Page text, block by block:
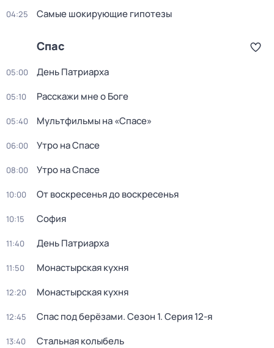
04:25 Самые шoкиpующие гипотезы
Спас
05:00 Дeнь Патриаpха
05:10 Расскажи мне о Боге
05:40 Мультфильмы на «Спасе»
06:00 Утро на Спасе
08:00 Утро на Спасе
10:00 От воскресенья до воскресенья
10:15 София
11:40 Дeнь Патриаpха
11:50 Монастырская кухня
12:20 Монастырская кухня
12:45 Спас под берёзами. Сезон 1. Серия 12-я
13:40 Стальная колыбель